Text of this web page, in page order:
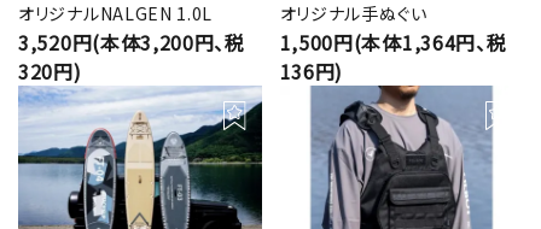
オリジナルNALGEN 1.0L
3,520円(本体3,200円、税
320円)
オリジナル手ぬぐい
1,500円(本体1,364円、税
136円)